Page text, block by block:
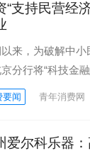
“支持民营经
来，为破解中
分行将“科技金
要闻 青年消费网
爱尔科乐器